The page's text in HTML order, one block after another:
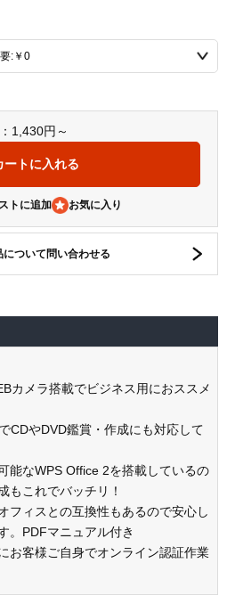
1,430円～
トに追加
について問い合わせる
カメラ搭載でビジネス用におススメ
CDやDVD鑑賞・作成にも対応して
能なWPS Office 2を搭載しているの
もこれでバッチリ！
フィスとの互換性もあるので安心し
。PDFマニュアル付き
お客様ご自身でオンライン認証作業